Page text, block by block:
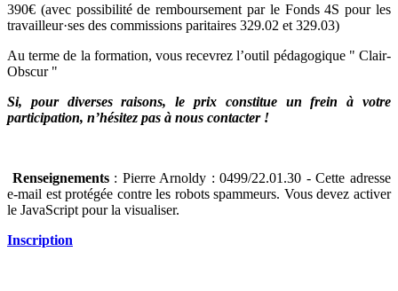
390€ (avec possibilité de remboursement par le Fonds 4S pour les
travailleur·ses des commissions paritaires 329.02 et 329.03)
Au terme de la formation, vous recevrez l’outil pédagogique " Clair-
Obscur "
Si, pour diverses raisons, le prix constitue un frein à votre
participation, n’hésitez pas à nous contacter !
Renseignements : Pierre Arnoldy : 0499/22.01.30 -Cette adresse
e-mail est protégée contre les robots spammeurs. Vous devez activer
le JavaScript pour la visualiser.
Inscription